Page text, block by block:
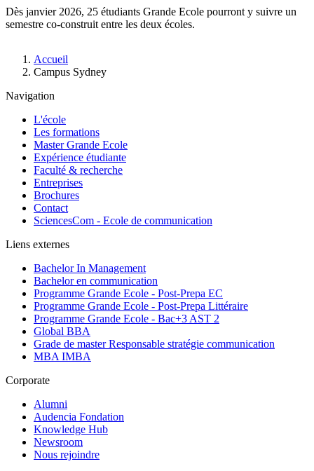
Dès janvier 2026, 25 étudiants Grande Ecole pourront y suivre un
semestre co-construit entre les deux écoles.
d'Ariane
Accueil
Campus Sydney
Navigation
L'école
Les formations
Master Grande Ecole
Expérience étudiante
Faculté & recherche
Entreprises
Brochures
Contact
SciencesCom - Ecole de communication
Liens externes
Bachelor In Management
Bachelor en communication
Programme Grande Ecole - Post-Prepa EC
Programme Grande Ecole - Post-Prepa Littéraire
Programme Grande Ecole - Bac+3 AST 2
Global BBA
Grade de master Responsable stratégie communication
MBA IMBA
Corporate
Alumni
Audencia Fondation
Knowledge Hub
Newsroom
Nous rejoindre